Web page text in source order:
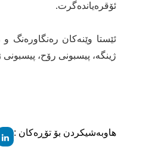
ئۆقرەیاندەگرت.
ئێستا وێنەکان رەنگاورەنگ
ژینگە، پیسبونی رۆح، پیسبونی
هاوبەشیکردن بۆ تۆڕەکان :